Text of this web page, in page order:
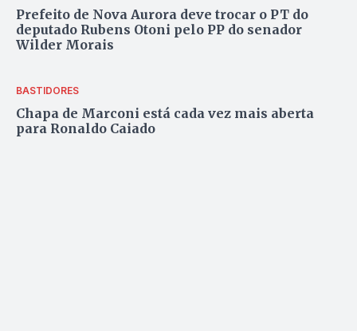
Prefeito de Nova Aurora deve trocar o PT do
deputado Rubens Otoni pelo PP do senador
Wilder Morais
BASTIDORES
Chapa de Marconi está cada vez mais aberta
para Ronaldo Caiado